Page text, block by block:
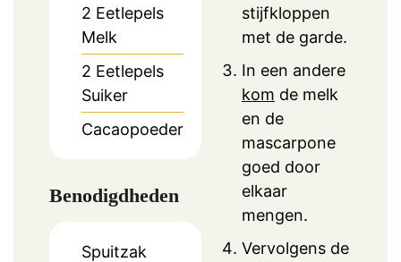
2 Eetlepels
Melk
2 Eetlepels
Suiker
Cacaopoeder
Benodigdheden
Spuitzak
stijfkloppen
met de garde.
In een andere
kom de melk
en de
mascarpone
goed door
elkaar
mengen.
Vervolgens de